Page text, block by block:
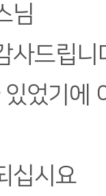
님
사드립니
었기에
십시요